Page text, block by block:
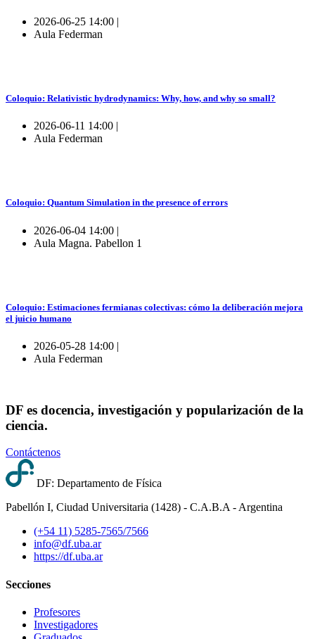
2026-06-25 14:00 |
Aula Federman
Coloquio: Relativistic hydrodynamics: Why, how, and why so small?
2026-06-11 14:00 |
Aula Federman
Coloquio: Quantum Simulation in the presence of errors
2026-06-04 14:00 |
Aula Magna. Pabellon 1
Coloquio: Estimaciones fermianas colectivas: cómo la deliberación mejora
el juicio humano
2026-05-28 14:00 |
Aula Federman
DF es docencia, investigación y popularización de la
ciencia.
Contáctenos
DF: Departamento de Física
Pabellón I, Ciudad Universitaria (1428) - C.A.B.A - Argentina
(+54 11) 5285-7565/7566
info@df.uba.ar
https://df.uba.ar
Secciones
Profesores
Investigadores